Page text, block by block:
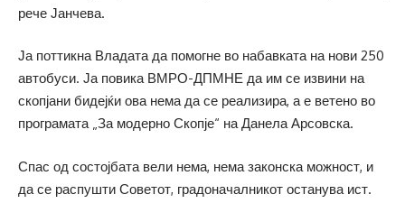
рече Јанчева.
Ја поттикна Владата да помогне во набавката на нови 250
автобуси. Ја повика ВМРО-ДПМНЕ да им се извини на
скопјани бидејќи ова нема да се реализира, а е ветено во
програмата „За модерно Скопје“ на Данела Арсовска.
Спас од состојбата вели нема, нема законска можност, и
да се распушти Советот, градоначалникот останува ист.